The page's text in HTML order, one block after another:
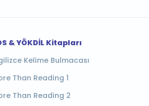
& YÖKDİL Kitapları
Kelime Bulmacası
Than Reading 1
Than Reading 2